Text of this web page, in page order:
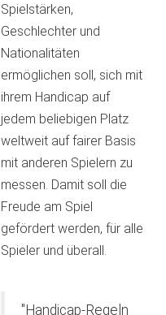
Spielstärken,
Geschlechter und
Nationalitäten
ermöglichen soll, sich mit
ihrem Handicap auf
jedem beliebigen Platz
weltweit auf fairer Basis
mit anderen Spielern zu
messen. Damit soll die
Freude am Spiel
gefördert werden, für alle
Spieler und überall.
"Handicap-Regeln